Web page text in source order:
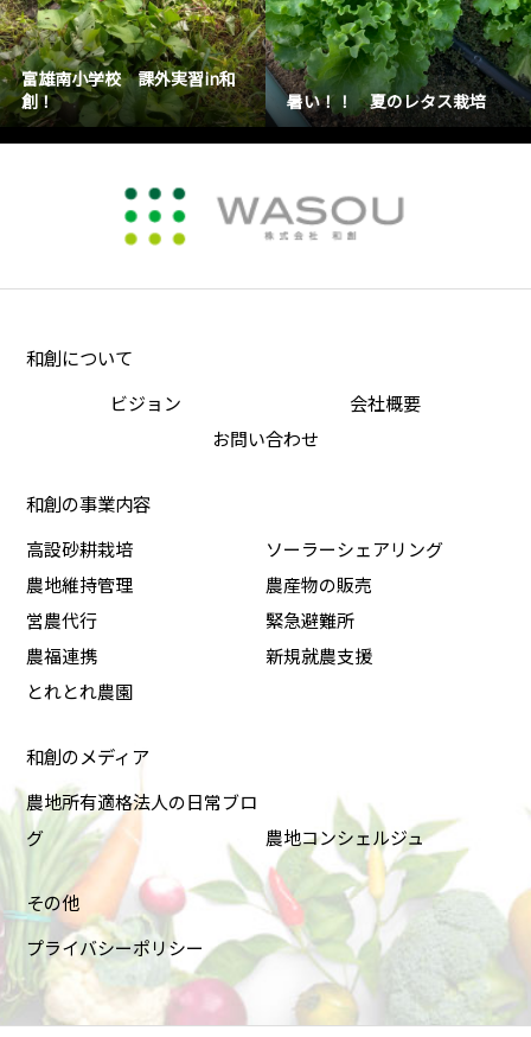
富雄南小学校 課外実習in和
創！
暑い！！ 夏のレタス栽培
和創について
ビジョン
会社概要
お問い合わせ
和創の事業内容
高設砂耕栽培
ソーラーシェアリング
農地維持管理
農産物の販売
営農代行
緊急避難所
農福連携
新規就農支援
とれとれ農園
和創のメディア
農地所有適格法人の日常ブロ
グ
農地コンシェルジュ
その他
プライバシーポリシー